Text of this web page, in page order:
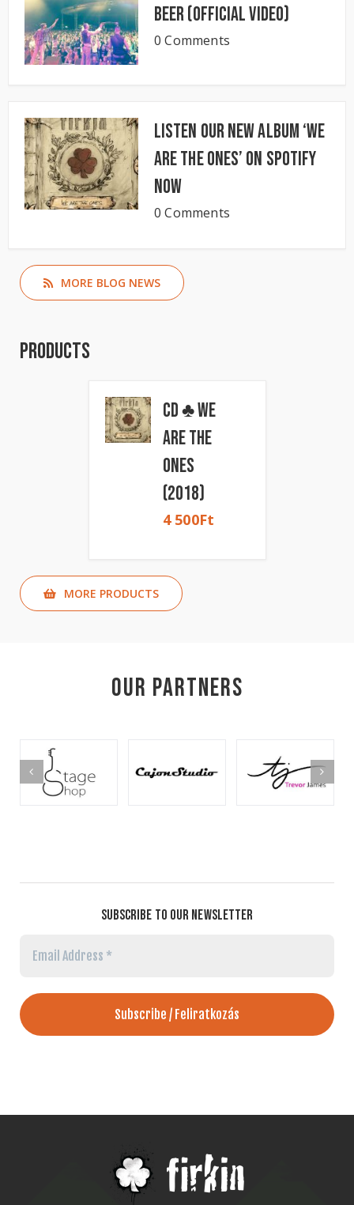
Beer (Official Video)
0 Comments
Listen our new album ‘We
Are The Ones’ on Spotify
now
0 Comments
MORE BLOG NEWS
Products
CD ♣ We
Are The
Ones
(2018)
4 500Ft
MORE PRODUCTS
Our Partners
SUBSCRIBE TO OUR NEWSLETTER
Email
Address